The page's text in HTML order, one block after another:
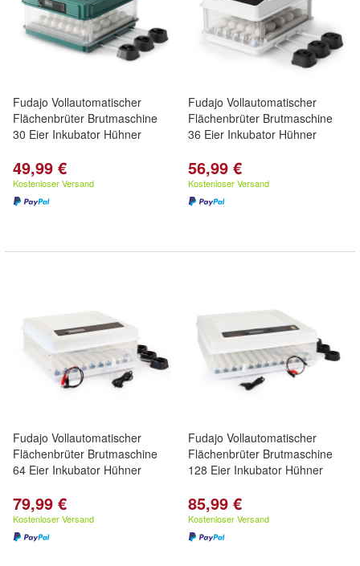
Fudajo Vollautomatischer
Flächenbrüter Brutmaschine
30 Eier Inkubator Hühner
49,99 €
Kostenloser Versand
Fudajo Vollautomatischer
Flächenbrüter Brutmaschine
36 Eier Inkubator Hühner
56,99 €
Kostenloser Versand
Fudajo Vollautomatischer
Flächenbrüter Brutmaschine
64 Eier Inkubator Hühner
79,99 €
Kostenloser Versand
Fudajo Vollautomatischer
Flächenbrüter Brutmaschine
128 Eier Inkubator Hühner
85,99 €
Kostenloser Versand